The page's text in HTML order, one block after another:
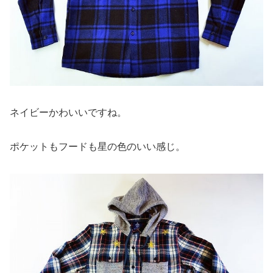
ネイビーかわいいですね。
ポケットもフードも星の色のいい感じ。